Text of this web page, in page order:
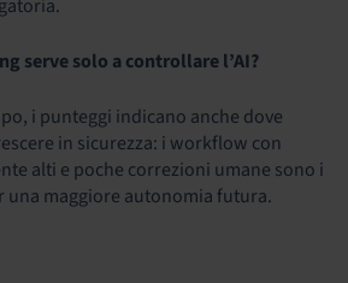
serve solo a controllare l’AI?
i punteggi indicano anche dove
in sicurezza: i workflow con
alti e poche correzioni umane sono i
maggiore autonomia futura.